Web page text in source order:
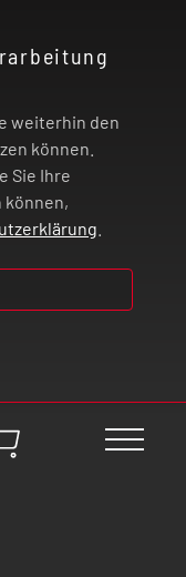
weiterhin den
können.
Sie Ihre
GmbH